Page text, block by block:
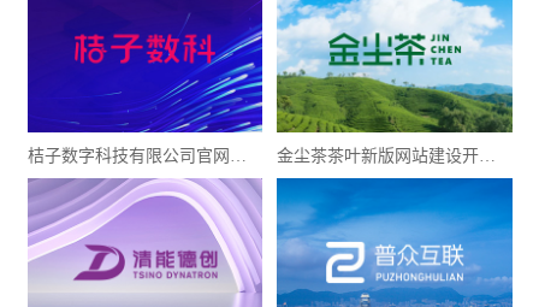
桔子数字科技有限公司官网建设案例 金尘茶茶叶新版网站建设开发完成-案例展示